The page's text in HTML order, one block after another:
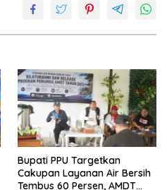
Bupati PPU Targetkan
Cakupan Layanan Air Bersih
Tembus 60 Persen, AMDT